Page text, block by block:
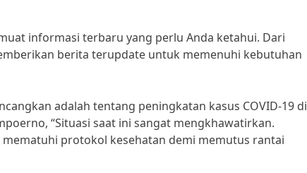
informasi terbaru yang perlu Anda ketahui. Dari
berita terupdate untuk memenuhi kebutuhan
adalah tentang peningkatan kasus COVID-19 di
“Situasi saat ini sangat mengkhawatirkan.
protokol kesehatan demi memutus rantai